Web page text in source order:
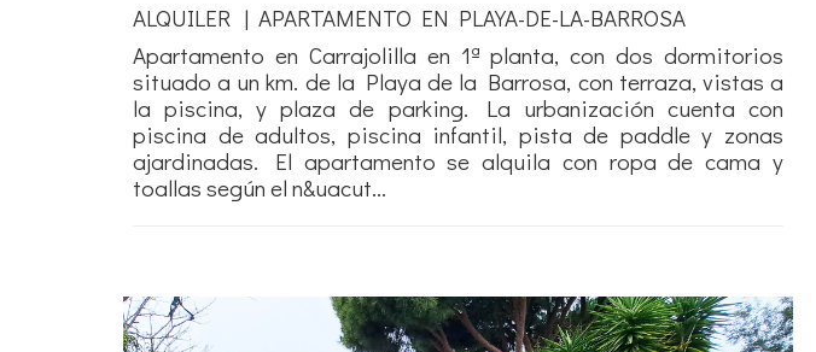
ALQUILER | APARTAMENTO EN PLAYA-DE-LA-BARROSA
Apartamento en Carrajolilla en 1ª planta, con dos dormitorios
situado a un km. de la Playa de la Barrosa, con terraza, vistas a
la piscina, y plaza de parking. La urbanización cuenta con
piscina de adultos, piscina infantil, pista de paddle y zonas
ajardinadas. El apartamento se alquila con ropa de cama y
toallas según el n&uacut...